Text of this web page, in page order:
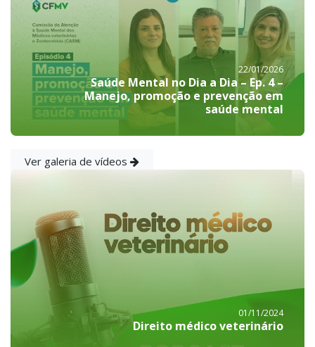
22/01/2026
Saúde Mental no Dia a Dia – Ep. 4 –
Manejo, promoção e prevenção em
saúde mental
Ver galeria de vídeos
01/11/2024
Direito médico veterinário